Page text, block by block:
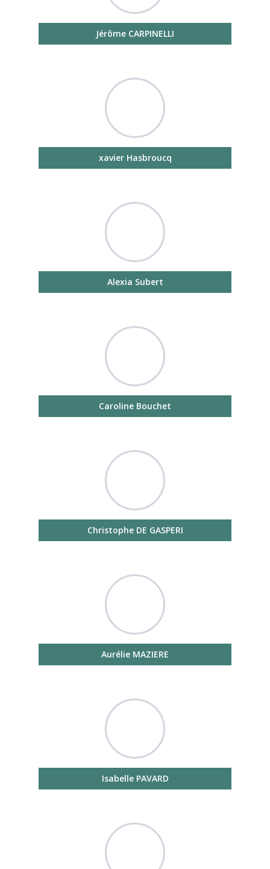
Jérôme CARPINELLI
xavier Hasbroucq
Alexia Subert
Caroline Bouchet
Christophe DE GASPERI
Aurélie MAZIERE
Isabelle PAVARD